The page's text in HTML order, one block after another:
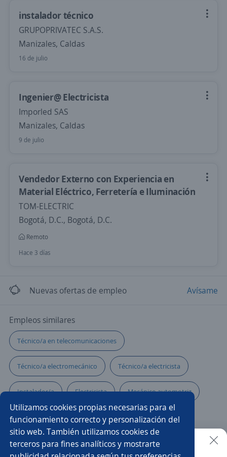
Utilizamos cookies propias necesarias para el
funcionamiento correcto y personalización del
sitio web. También utilizamos cookies de
terceros para fines analíticos y mostrarte
instalador técnico
GRUPOPRIVATEC S.A.S.
Manizales, Caldas
16 de julio
Ingenier@ Electricista
Imporled SAS
Manizales, Caldas
9 de julio
Vendedor Externo con Experiencia en
Material Eléctrico, Ferretería e Iluminación
TOM-ELECTRIC
Bogotá, D.C., Bogotá, D.C.
Remoto
Hace 3 días
Nuevas ofertas de empleo Avísame
Empleos similares
Técnico/a en telecomunicaciones
Técnico/a electromecánico Técnico/a electricista
Instalador/a Electricista Mecánico automotriz
Pintor/a Técnico/a eléctrico/a
Ingeniero electricista Técnico/a de mantenimiento